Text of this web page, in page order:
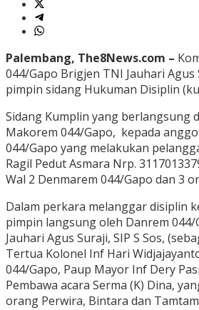
Palembang, The8News.com –
044/Gapo Brigjen TNI Jauhari Agus
pimpin sidang Hukuman Disiplin
Sidang Kumplin yang berlangsung
Makorem 044/Gapo, kepada
044/Gapo yang melakukan
Ragil Pedut Asmara Nrp.
Wal 2 Denmarem 044/Gapo dan 3
Dalam perkara melanggar disiplin
pimpin langsung oleh Danrem 044/
Jauhari Agus Suraji, SIP S Sos,
Tertua Kolonel Inf Hari
044/Gapo, Paup Mayor Inf Dery
Pembawa acara Serma (K) Dina,
orang Perwira, Bintara dan